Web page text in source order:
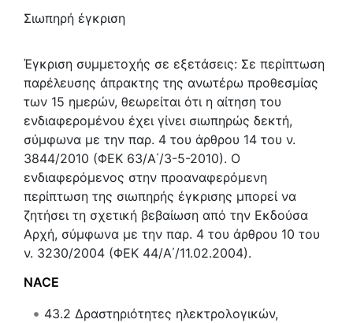
Σιωπηρή έγκριση
Έγκριση συμμετοχής σε εξετάσεις: Σε περίπτωση
παρέλευσης άπρακτης της ανωτέρω προθεσμίας
των 15 ημερών, θεωρείται ότι η αίτηση του
ενδιαφερομένου έχει γίνει σιωπηρώς δεκτή,
σύμφωνα με την παρ. 4 του άρθρου 14 του ν.
3844/2010 (ΦΕΚ 63/Α΄/3-5-2010). Ο
ενδιαφερόμενος στην προαναφερόμενη
περίπτωση της σιωπηρής έγκρισης μπορεί να
ζητήσει τη σχετική βεβαίωση από την Εκδούσα
Αρχή, σύμφωνα με την παρ. 4 του άρθρου 10 του
ν. 3230/2004 (ΦΕΚ 44/Α΄/11.02.2004).
NACE
43.2 Δραστηριότητες ηλεκτρολογικών,